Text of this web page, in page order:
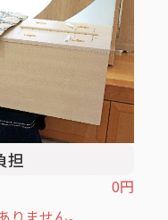
担
0円